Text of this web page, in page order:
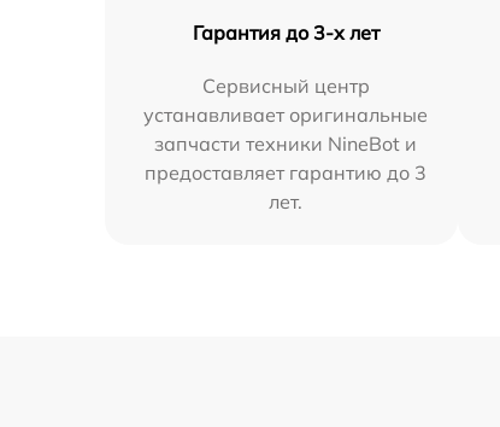
Гарантия до 3-х лет
Сервисный центр
устанавливает оригинальные
запчасти техники NineBot и
предоставляет гарантию до 3
лет.